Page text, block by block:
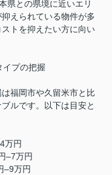
県との県境に近いエリ
えられている物件が多
トを抑えたい方に向い
イプの把握
福岡市や久留米市と比
ルです。以下は目安と
万円
–7万円
–9万円